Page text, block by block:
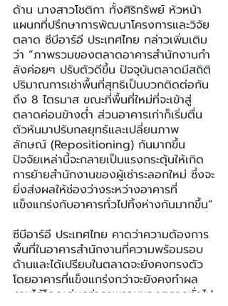
ด้าน นางสาวโชติกา ทั้งศิริทรัพย์ หัวหน้า
แผนกที่ปรึกษาการพัฒนาโครงการและวิจัย
ตลาด ซีบีอาร์อี ประเทศไทย กล่าวเพิ่มเติม
ว่า “ภาพรวมของตลาดอาคารสำนักงานกำ
ลังค่อยๆ ปรับตัวดีขึ้น ปัจจุบันตลาดมีสถิติ
ปริมาณการเช่าพื้นที่สุทธิเป็นบวกติดต่อกัน
ถึง 8 ไตรมาส ขณะที่พื้นที่ใหม่ที่จะเข้าสู่
ตลาดค่อนข้างต่ำ ส่วนอาคารเก่าก็เริ่มตื่น
ตัวหันมาปรับกลยุทธ์และเปลี่ยนภาพ
ลักษณ์ (Repositioning) กันมากขึ้น
ปัจจัยเหล่านี้จะกลายเป็นแรงกระตุ้นให้เกิด
การย้ายสำนักงานของผู้เช่าระลอกใหม่ ซึ่งจะ
ยิ่งส่งผลให้ช่องว่างระหว่างอาคารที่
แข็งแกร่งกับอาคารทั่วไปทิ้งห่างกันมากขึ้น”
ซีบีอาร์อี ประเทศไทย คาดว่าความต้องการ
พื้นที่ในอาคารสำนักงานที่ความพร้อมรอบ
ด้านและได้เปรียบในตลาดจะยังคงทรงตัว
โดยอาคารที่แข็งแกร่งกว่าจะยังคงทำผล
งานได้โดดเด่นกว่าภาพรวมของตลาดทั่วไป